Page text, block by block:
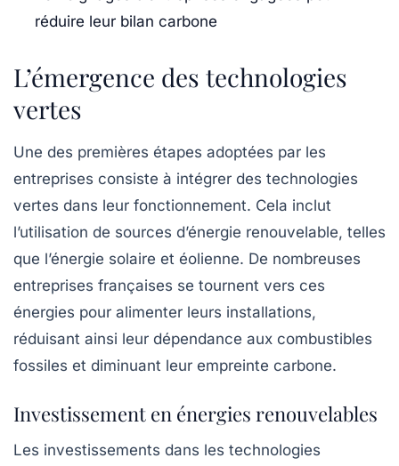
réduire leur bilan carbone
L’émergence des technologies
vertes
Une des premières étapes adoptées par les
entreprises consiste à intégrer des technologies
vertes dans leur fonctionnement. Cela inclut
l’utilisation de sources d’énergie renouvelable, telles
que l’énergie solaire et éolienne. De nombreuses
entreprises françaises se tournent vers ces
énergies pour alimenter leurs installations,
réduisant ainsi leur dépendance aux combustibles
fossiles et diminuant leur empreinte carbone.
Investissement en énergies renouvelables
Les investissements dans les technologies